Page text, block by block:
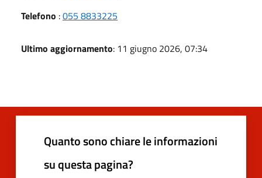
Telefono :055 8833225
Ultimo aggiornamento: 11 giugno 2026, 07:34
Quanto sono chiare le informazioni
su questa pagina?